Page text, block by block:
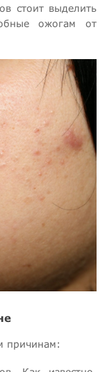
стоит выделить
ожогам от
причинам: